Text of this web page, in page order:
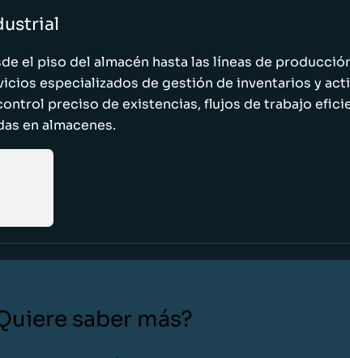
el piso del almacén hasta las líneas de
especializados de gestión de inventarios y
preciso de existencias, flujos de trabajo
en almacenes.
saber más?